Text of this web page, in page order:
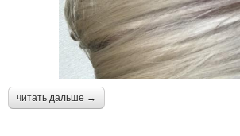
читать дальше →